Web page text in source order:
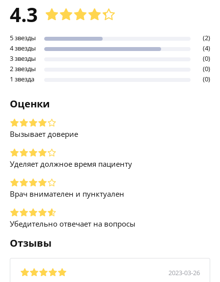
4.3
5 звезды
(2)
4 звезды
(4)
3 звезды
(0)
2 звезды
(0)
1 звезда
(0)
Оценки
Вызывает доверие
Уделяет должное время пациенту
Врач внимателен и пунктуален
Убедительно отвечает на вопросы
Отзывы
2023-03-26